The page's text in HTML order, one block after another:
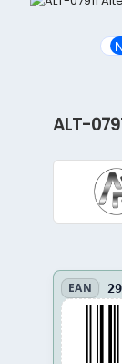
ALT-
EAN